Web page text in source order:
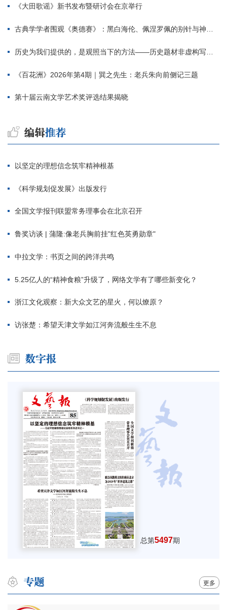
《大田歌谣》新书发布暨研讨会在京举行
古典学学者围观《奥德赛》：黑白海伦、佩涅罗佩的别针与神秘入侵者
历史为我们提供的，是观照当下的方法——历史题材非虚构写作多人谈
《百花洲》2026年第4期｜巽之先生：老兵朱向前侧记三题
第十届云南文学艺术奖评选结果揭晓
以坚定的理想信念筑牢精神根基
《科学规划促发展》出版发行
全国文学报刊联盟常务理事会在北京召开
鲁奖访谈 | 蒲隆:像老兵胸前挂"红色英勇勋章"
中拉文学：书页之间的跨洋共鸣
5.25亿人的“精神食粮”升级了，网络文学有了哪些新变化？
浙江文化观察：新大众文艺的星火，何以燎原？
访张楚：希望天津文学如江河奔流般生生不息
总第5497期
更多